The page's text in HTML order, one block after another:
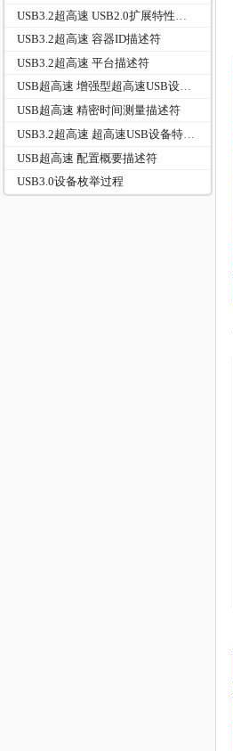
USB3.2超高速 容器ID描述符
USB3.2超高速 平台描述符
USB超高速 增强型超高速USB设备特性描述符
USB超高速 精密时间测量描述符
USB3.2超高速 超高速USB设备特性描述符
USB超高速 配置概要描述符
USB3.0设备枚举过程